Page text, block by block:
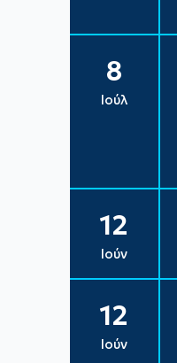
8
Ιούλ
12
Ιούν
12
Ιούν